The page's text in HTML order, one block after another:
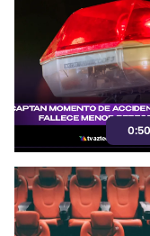
0:50